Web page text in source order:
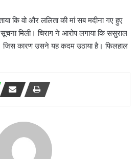
कि वो और ललिता की मां सब मदीना गए हुए
मिली। चिराग ने आरोप लगाया कि ससुराल
कारण उसने यह कदम उठाया है। फिलहाल